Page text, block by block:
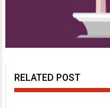
RELATED POST